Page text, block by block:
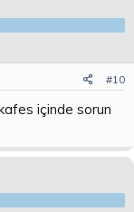
#10
içinde sorun